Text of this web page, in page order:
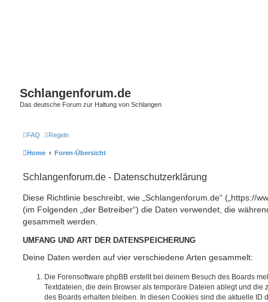
Schlangenforum.de
Das deutsche Forum zur Haltung von Schlangen
FAQ Regeln
Home Foren-Übersicht
Schlangenforum.de - Datenschutzerklärung
Diese Richtlinie beschreibt, wie „Schlangenforum.de“ („https://
(im Folgenden „der Betreiber“) die Daten verwendet, die
gesammelt werden.
UMFANG UND ART DER DATENSPEICHERUNG
Deine Daten werden auf vier verschiedene Arten gesammelt:
Die Forensoftware phpBB erstellt bei deinem Besuch des Boards
Textdateien, die dein Browser als temporäre Dateien ablegt und die
des Boards erhalten bleiben. In diesen Cookies sind die aktuelle ID